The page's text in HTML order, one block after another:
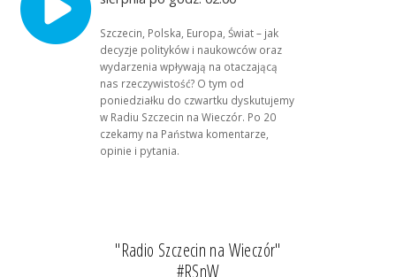
Szczecin, Polska, Europa, Świat – jak
decyzje polityków i naukowców oraz
wydarzenia wpływają na otaczającą
nas rzeczywistość? O tym od
poniedziałku do czwartku dyskutujemy
w Radiu Szczecin na Wieczór. Po 20
czekamy na Państwa komentarze,
opinie i pytania.
"Radio Szczecin na Wieczór"
#RSnW